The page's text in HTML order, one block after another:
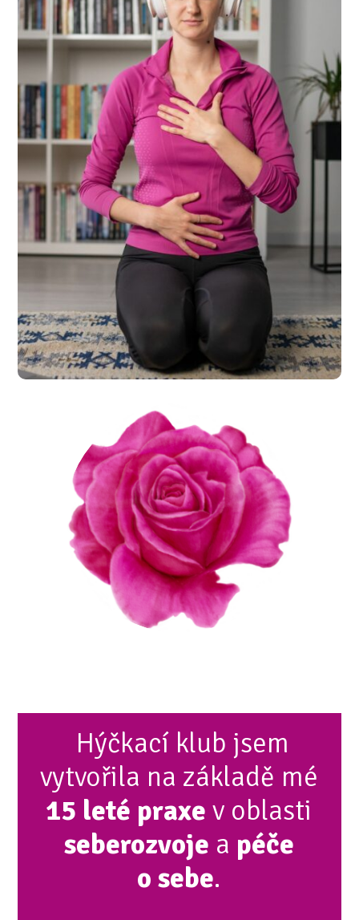
Hýčkací klub jsem
vytvořila na základě mé
15 leté praxe v oblasti
seberozvoje a péče
o sebe.